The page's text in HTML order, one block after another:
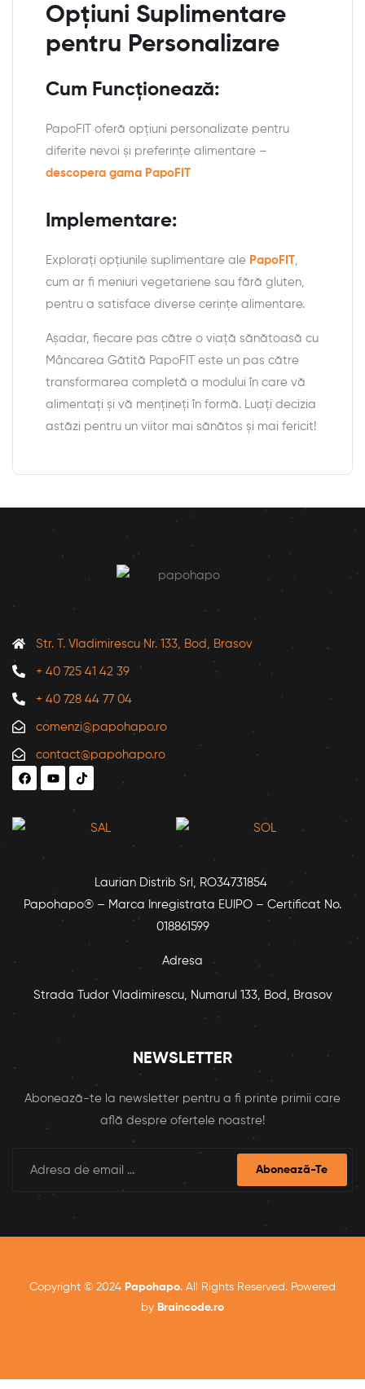
Opțiuni Suplimentare
pentru Personalizare
Cum Funcționează:
PapoFIT oferă opțiuni personalizate pentru
diferite nevoi și preferințe alimentare –
descopera gama PapoFIT
Implementare:
Explorați opțiunile suplimentare ale PapoFIT,
cum ar fi meniuri vegetariene sau fără gluten,
pentru a satisface diverse cerințe alimentare.
Așadar, fiecare pas către o viață sănătoasă cu
Mâncarea Gătită PapoFIT este un pas către
transformarea completă a modului în care vă
alimentați și vă mențineți în formă. Luați decizia
astăzi pentru un viitor mai sănătos și mai fericit!
Str. T. Vladimirescu Nr. 133, Bod, Brasov
+ 40 725 41 42 39
+ 40 728 44 77 04
comenzi@papohapo.ro
contact@papohapo.ro
Laurian Distrib Srl, RO34731854
Papohapo® – Marca Inregistrata EUIPO – Certificat No.
018861599
Adresa
Strada Tudor Vladimirescu, Numarul 133, Bod, Brasov
NEWSLETTER
Abonează-te la newsletter pentru a fi printe primii care
află despre ofertele noastre!
Abonează-Te
Copyright © 2024 Papohapo. All Rights Reserved. Powered
by Braincode.ro